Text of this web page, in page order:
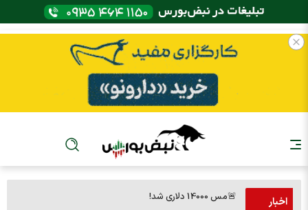
اخبار
🚨مس 14000 دلاری شد!